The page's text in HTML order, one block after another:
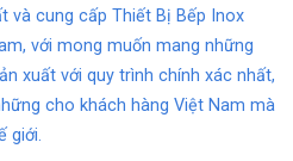
và cung cấp Thiết Bị Bếp Inox
với mong muốn mang những
xuất với quy trình chính xác nhất,
cho khách hàng Việt Nam mà
giới.